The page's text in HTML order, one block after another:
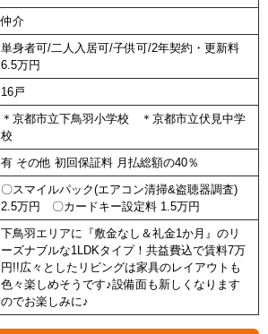
仲介
単身者可/二人入居可/子供可/2年契約・更新料
6.5万円
16戸
＊京都市立下鳥羽小学校 ＊京都市立伏見中学
校
有 その他 初回保証料 月払総額の40％
〇スマイルパック(エアコン清掃&盗聴器調査)
2.5万円 〇カードキー設定料 1.5万円
下鳥羽エリアに『敷金なし＆礼金1か月』のリ
ーズナブルな1LDKタイプ！共益費込で賃料7万
円!!広々としたリビングは家具のレイアウトも
色々楽しめそうです♪設備面も新しくなります
のでお楽しみに♪